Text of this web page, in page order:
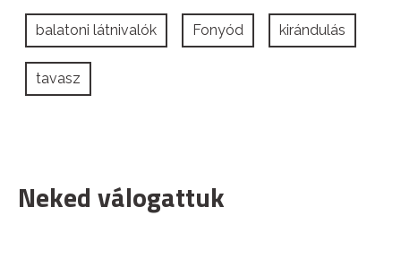
balatoni látnivalók Fonyód kirándulás
tavasz
Neked válogattuk